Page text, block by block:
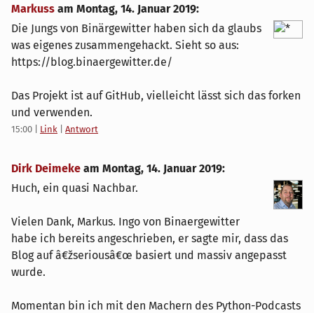
Markuss am Montag, 14. Januar 2019:
Die Jungs von Binärgewitter haben sich da glaubs
was eigenes zusammengehackt. Sieht so aus:
https://blog.binaergewitter.de/
Das Projekt ist auf GitHub, vielleicht lässt sich das forken
und verwenden.
15:00 Link Antwort
Dirk Deimeke am Montag, 14. Januar 2019:
Huch, ein quasi Nachbar.
Vielen Dank, Markus. Ingo von Binaergewitter
habe ich bereits angeschrieben, er sagte mir, dass das
Blog auf â€žseriousâ€œ basiert und massiv angepasst
wurde.
Momentan bin ich mit den Machern des Python-Podcasts